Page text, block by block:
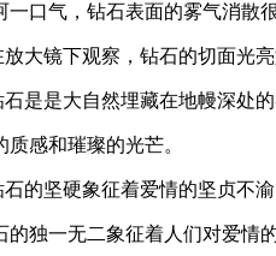
一口气，钻石表面的雾气消散
大镜下观察，钻石的切面光
是是大自然埋藏在地幔深处
质感和璀璨的光芒。
的坚硬象征着爱情的坚贞不
的独一无二象征着人们对爱情